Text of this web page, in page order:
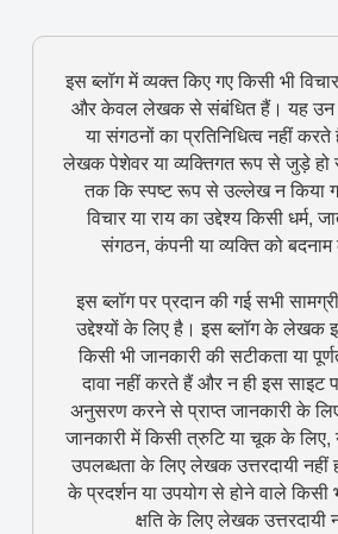
इस ब्लॉग में व्यक्त किए गए किसी भी
और केवल लेखक से संबंधित हैं। यह उन
या संगठनों का प्रतिनिधित्व नहीं
लेखक पेशेवर या व्यक्तिगत रूप से जुड़े हो
तक कि स्पष्ट रूप से उल्लेख न किया
विचार या राय का उद्देश्य किसी धर्म,
संगठन, कंपनी या व्यक्ति को बदनाम
इस ब्लॉग पर प्रदान की गई सभी
उद्देश्यों के लिए है। इस ब्लॉग के लेखक
किसी भी जानकारी की सटीकता या
दावा नहीं करते हैं और न ही इस साइट
अनुसरण करने से प्राप्त जानकारी के
जानकारी में किसी त्रुटि या चूक के लिए,
उपलब्धता के लिए लेखक उत्तरदायी नहीं
के प्रदर्शन या उपयोग से होने वाले
क्षति के लिए लेखक उत्तरदायी